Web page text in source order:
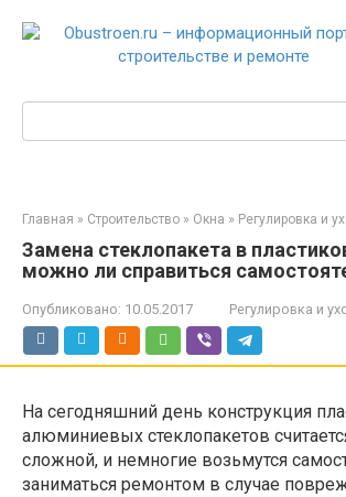
Поиск:
Главная » Строительство » Окна » Регулировка и
Замена стеклопакета в
можно ли справиться
Опубликовано: 10.05.2017 Регулировка и
На сегодняшний день конструкция
алюминиевых стеклопакетов
сложной, и немногие возьмутся
заниматься ремонтом в случае